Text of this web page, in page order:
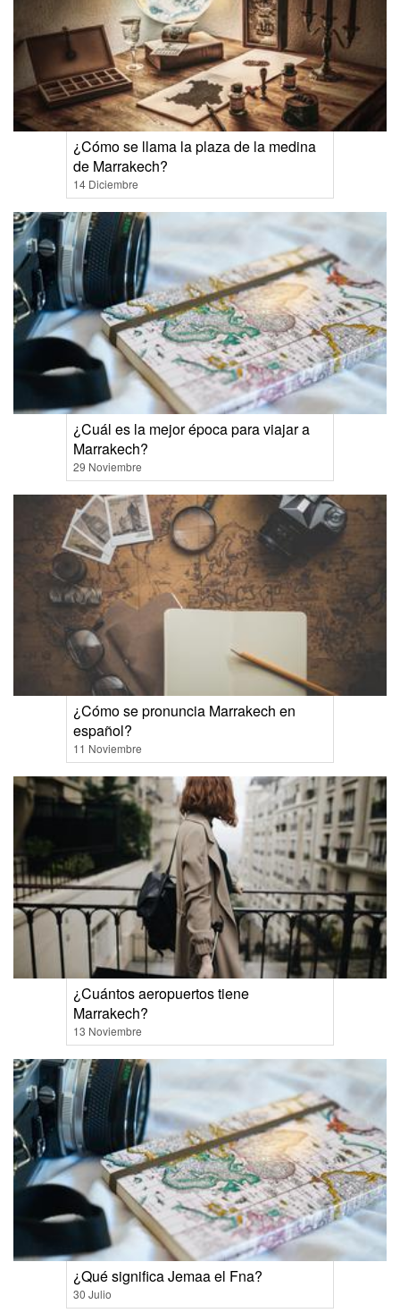
¿Cómo se llama la plaza de la medina
de Marrakech?
14 Diciembre
¿Cuál es la mejor época para viajar a
Marrakech?
29 Noviembre
¿Cómo se pronuncia Marrakech en
español?
11 Noviembre
¿Cuántos aeropuertos tiene
Marrakech?
13 Noviembre
¿Qué significa Jemaa el Fna?
30 Julio